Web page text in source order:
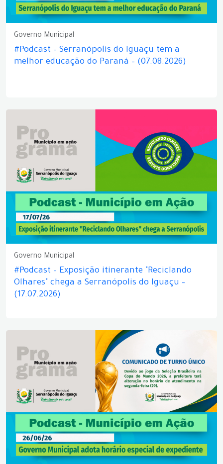
Governo Municipal
#Podcast – Serranópolis do Iguaçu tem a
melhor educação do Paraná – (07.08.2026)
Governo Municipal
#Podcast – Exposição itinerante "Reciclando
Olhares" chega a Serranópolis do Iguaçu –
(17.07.2026)